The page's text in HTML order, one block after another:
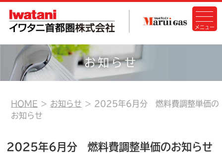
お知らせ
HOME お知らせ
2025年6月分 燃料費調整単価の
お知らせ
2025年6月分 燃料費調整単価のお知らせ